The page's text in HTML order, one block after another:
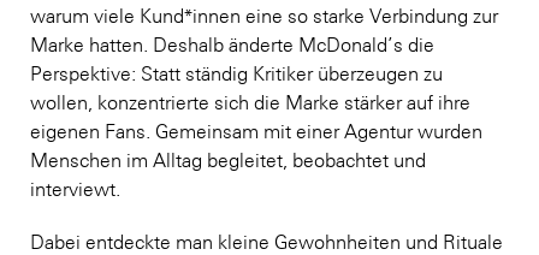
warum viele Kund*innen eine so starke Verbindung zur
Marke hatten. Deshalb änderte McDonald’s die
Perspektive: Statt ständig Kritiker überzeugen zu
wollen, konzentrierte sich die Marke stärker auf ihre
eigenen Fans. Gemeinsam mit einer Agentur wurden
Menschen im Alltag begleitet, beobachtet und
interviewt.
Dabei entdeckte man kleine Gewohnheiten und Rituale